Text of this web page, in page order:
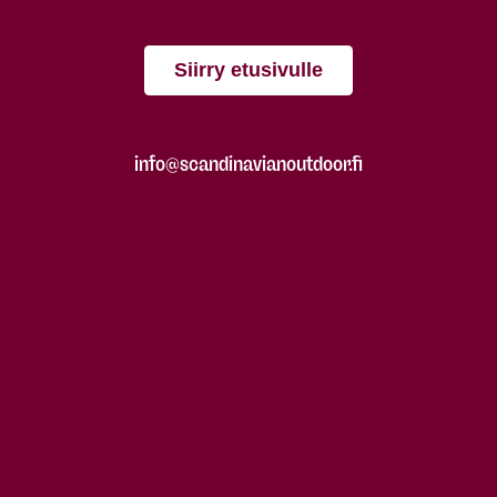
Siirry etusivulle
info@scandinavianoutdoor.fi